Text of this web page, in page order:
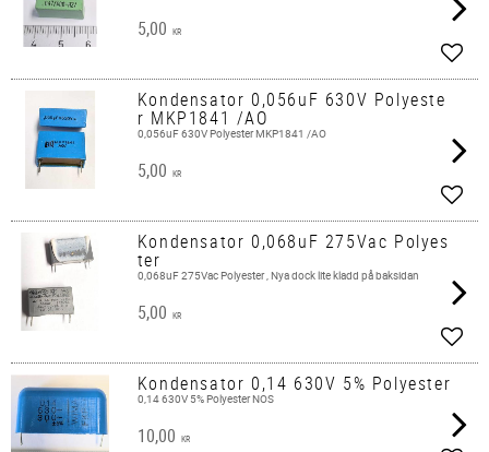
5,00 KR
Kondensator 0,056uF 630V Polyeste
r MKP1841 /AO
0,056uF 630V Polyester MKP1841 /AO
5,00 KR
Kondensator 0,068uF 275Vac Polyes
ter
0,068uF 275Vac Polyester , Nya dock lite kladd på baksidan
5,00 KR
Kondensator 0,14 630V 5% Polyester
0,14 630V 5% Polyester NOS
10,00 KR